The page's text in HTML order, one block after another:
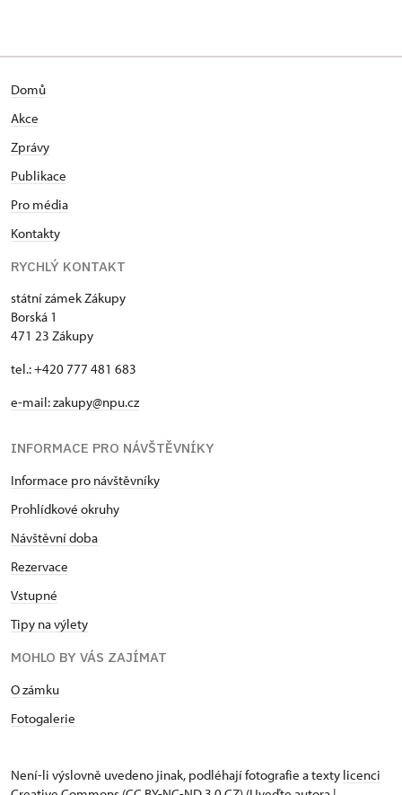
Domů
Akce
Zprávy
Publikace
Pro média
Kontakty
RYCHLÝ KONTAKT
státní zámek Zákupy
Borská 1
471 23 Zákupy
tel.: +420 777 481 683
e-mail: zakupy@npu.cz
INFORMACE PRO NÁVŠTĚVNÍKY
Informace pro návštěvníky
Prohlídkové okruhy
Návštěvní doba
Rezervace
Vstupné
Tipy na výlety
MOHLO BY VÁS ZAJÍMAT
O zámku
Fotogalerie
Není-li výslovně uvedeno jinak, podléhají fotografie a texty licenci